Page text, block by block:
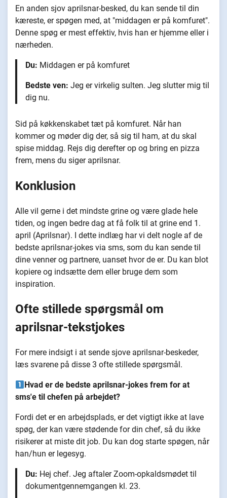
En anden sjov aprilsnar-besked, du kan sende til din
kæreste, er spøgen med, at "middagen er på komfuret".
Denne spøg er mest effektiv, hvis han er hjemme eller i
nærheden.
Du: Middagen er på komfuret
Bedste ven: Jeg er virkelig sulten. Jeg slutter mig til
dig nu.
Sid på køkkenskabet tæt på komfuret. Når han
kommer og møder dig der, så sig til ham, at du skal
spise middag. Rejs dig derefter op og bring en pizza
frem, mens du siger aprilsnar.
Konklusion
Alle vil gerne i det mindste grine og være glade hele
tiden, og ingen bedre dag at få folk til at grine end 1.
april (Aprilsnar). I dette indlæg har vi delt nogle af de
bedste aprilsnar-jokes via sms, som du kan sende til
dine venner og partnere, uanset hvor de er. Du kan blot
kopiere og indsætte dem eller bruge dem som
inspiration.
Ofte stillede spørgsmål om
aprilsnar-tekstjokes
For mere indsigt i at sende sjove aprilsnar-beskeder,
læs svarene på disse 3 ofte stillede spørgsmål.
Hvad er de bedste aprilsnar-jokes frem for at
sms'e til chefen på arbejdet?
Fordi det er en arbejdsplads, er det vigtigt ikke at lave
spøg, der kan være stødende for din chef, så du ikke
risikerer at miste dit job. Du kan dog starte spøgen, når
han/hun er legesyg.
Du: Hej chef. Jeg aftaler Zoom-opkaldsmødet til
dokumentgennemgangen kl. 23.